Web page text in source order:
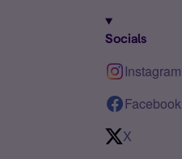
Socials
Instagram
Facebook
X